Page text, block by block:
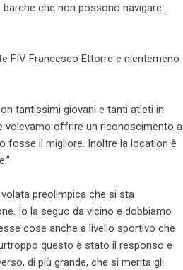
che non possono navigare…
FIV Francesco Ettorre e nientemeno
tantissimi giovani e tanti atleti in
volevamo offrire un riconoscimento a
fosse il migliore. Inoltre la location è
preolimpica che si sta
Io la seguo da vicino e dobbiamo
cose anche a livello sportivo che
questo è stato il responso e
di più grande, che si merita gli